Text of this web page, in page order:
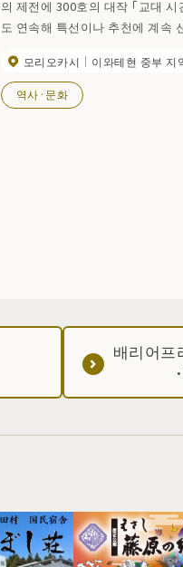
의 제전에 300호의 대작 「교대
도 연속해 특선이나 추천에 계속
가로서 유럽에 건너, 귀국 후에
오카시 이와야마에 자신이나 친
민예품 등, 수많은 작품을 전시한
모리오카시 이와테현 중부 지
역사·문화
배리어프